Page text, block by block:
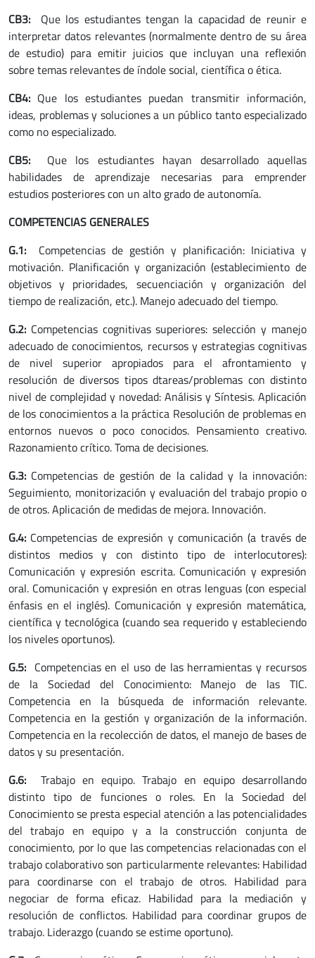
CB3: Que los estudiantes tengan la capacidad de reunir e
interpretar datos relevantes (normalmente dentro de su área
de estudio) para emitir juicios que incluyan una reflexión
sobre temas relevantes de índole social, científica o ética.
CB4: Que los estudiantes puedan transmitir información,
ideas, problemas y soluciones a un público tanto especializado
como no especializado.
CB5: Que los estudiantes hayan desarrollado aquellas
habilidades de aprendizaje necesarias para emprender
estudios posteriores con un alto grado de autonomía.
COMPETENCIAS GENERALES
G.1: Competencias de gestión y planificación: Iniciativa y
motivación. Planificación y organización (establecimiento de
objetivos y prioridades, secuenciación y organización del
tiempo de realización, etc.). Manejo adecuado del tiempo.
G.2: Competencias cognitivas superiores: selección y manejo
adecuado de conocimientos, recursos y estrategias cognitivas
de nivel superior apropiados para el afrontamiento y
resolución de diversos tipos dtareas/problemas con distinto
nivel de complejidad y novedad: Análisis y Síntesis. Aplicación
de los conocimientos a la práctica Resolución de problemas en
entornos nuevos o poco conocidos. Pensamiento creativo.
Razonamiento crítico. Toma de decisiones.
G.3: Competencias de gestión de la calidad y la innovación:
Seguimiento, monitorización y evaluación del trabajo propio o
de otros. Aplicación de medidas de mejora. Innovación.
G.4: Competencias de expresión y comunicación (a través de
distintos medios y con distinto tipo de interlocutores):
Comunicación y expresión escrita. Comunicación y expresión
oral. Comunicación y expresión en otras lenguas (con especial
énfasis en el inglés). Comunicación y expresión matemática,
científica y tecnológica (cuando sea requerido y estableciendo
los niveles oportunos).
G.5: Competencias en el uso de las herramientas y recursos
de la Sociedad del Conocimiento: Manejo de las TIC.
Competencia en la búsqueda de información relevante.
Competencia en la gestión y organización de la información.
Competencia en la recolección de datos, el manejo de bases de
datos y su presentación.
G.6:
Trabajo en equipo. Trabajo en equipo desarrollando
distinto tipo de funciones o roles. En la Sociedad del
Conocimiento se presta especial atención a las potencialidades
del trabajo en equipo y a la construcción conjunta de
conocimiento, por lo que las competencias relacionadas con el
trabajo colaborativo son particularmente relevantes: Habilidad
para coordinarse con el trabajo de otros. Habilidad para
negociar de forma eficaz. Habilidad para la mediación y
resolución de conflictos. Habilidad para coordinar grupos de
trabajo. Liderazgo (cuando se estime oportuno).